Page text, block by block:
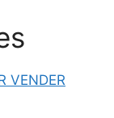
VENDER